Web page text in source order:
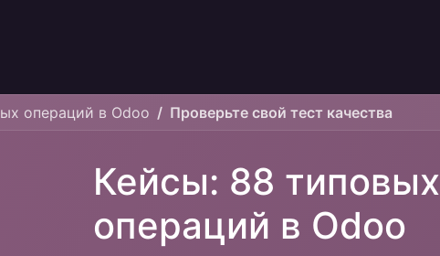
операций в Odoo Проверьте свой тест качества
Кейсы: 88 типовых
операций в Odoo